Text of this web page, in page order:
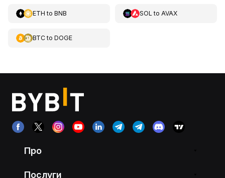
ETH to BNB SOL to AVAX
BTCto DOGE
Про
Послуги